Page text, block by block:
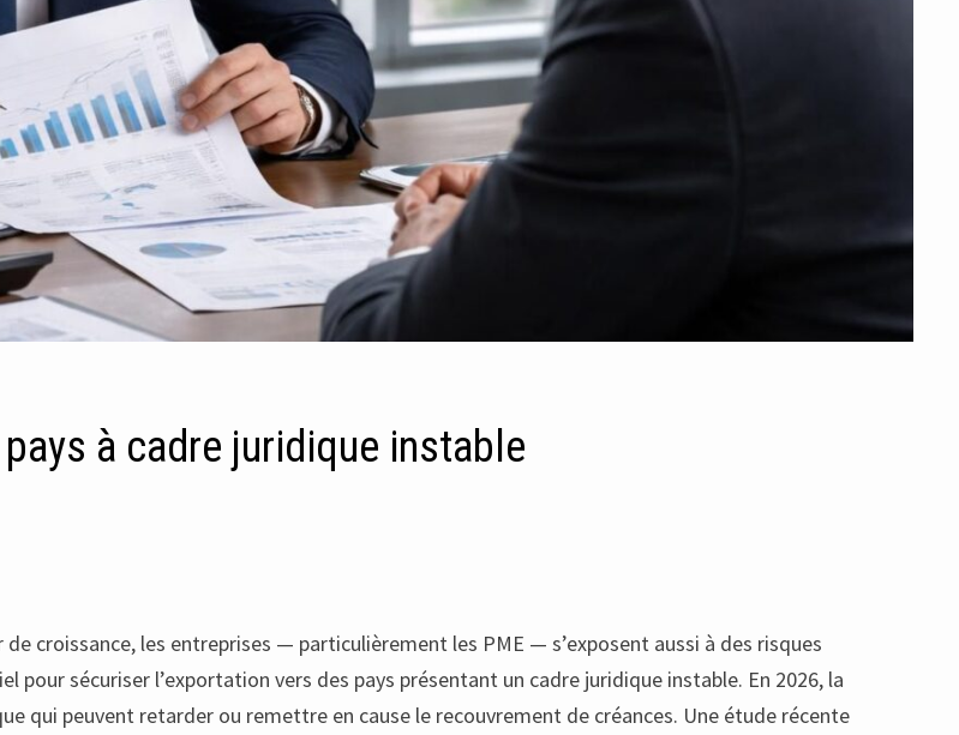
à cadre juridique instable
croissance, les entreprises — particulièrement les PME — s’exposent aussi à des risques
pour sécuriser l’exportation vers des pays présentant un cadre juridique instable. En 2026, la
qui peuvent retarder ou remettre en cause le recouvrement de créances. Une étude récente